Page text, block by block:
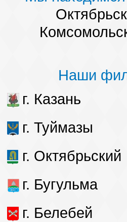
Наши
г. Казань
г. Туймазы
г. Октябрьский
г. Бугульма
г. Белебей